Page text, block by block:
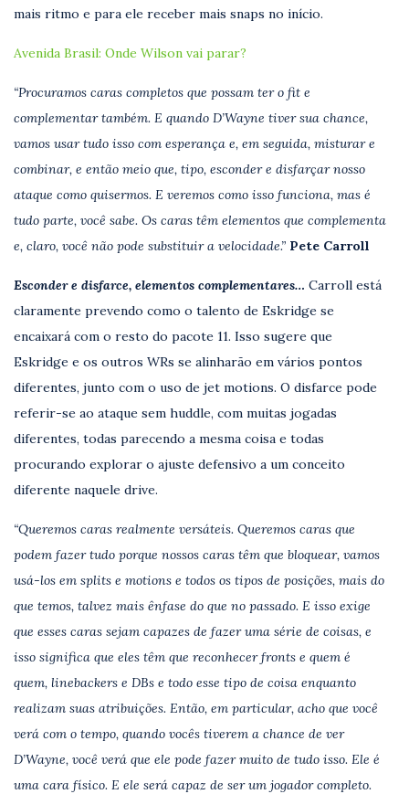
mais ritmo e para ele receber mais snaps no início.
Avenida Brasil: Onde Wilson vai parar?
“Procuramos caras completos que possam ter o fit e
complementar também. E quando D’Wayne tiver sua chance,
vamos usar tudo isso com esperança e, em seguida, misturar e
combinar, e então meio que, tipo, esconder e disfarçar nosso
ataque como quisermos. E veremos como isso funciona, mas é
tudo parte, você sabe. Os caras têm elementos que complementa
e, claro, você não pode substituir a velocidade.” Pete Carroll
Esconder e disfarce, elementos complementares… Carroll está
claramente prevendo como o talento de Eskridge se
encaixará com o resto do pacote 11. Isso sugere que
Eskridge e os outros WRs se alinharão em vários pontos
diferentes, junto com o uso de jet motions. O disfarce pode
referir-se ao ataque sem huddle, com muitas jogadas
diferentes, todas parecendo a mesma coisa e todas
procurando explorar o ajuste defensivo a um conceito
diferente naquele drive.
“Queremos caras realmente versáteis. Queremos caras que
podem fazer tudo porque nossos caras têm que bloquear, vamos
usá-los em splits e motions e todos os tipos de posições, mais do
que temos, talvez mais ênfase do que no passado. E isso exige
que esses caras sejam capazes de fazer uma série de coisas, e
isso significa que eles têm que reconhecer fronts e quem é
quem, linebackers e DBs e todo esse tipo de coisa enquanto
realizam suas atribuições. Então, em particular, acho que você
verá com o tempo, quando vocês tiverem a chance de ver
D’Wayne, você verá que ele pode fazer muito de tudo isso. Ele é
uma cara físico. E ele será capaz de ser um jogador completo.